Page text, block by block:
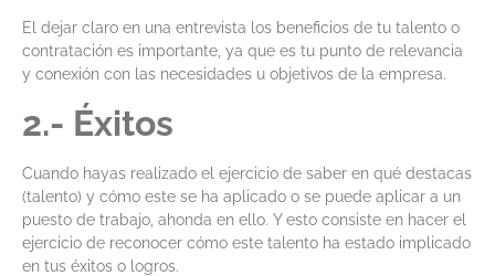
El dejar claro en una entrevista los beneficios de tu talento o
contratación es importante, ya que es tu punto de relevancia
y conexión con las necesidades u objetivos de la empresa.
2.- Éxitos
Cuando hayas realizado el ejercicio de saber en qué destacas
(talento) y cómo este se ha aplicado o se puede aplicar a un
puesto de trabajo, ahonda en ello. Y esto consiste en hacer el
ejercicio de reconocer cómo este talento ha estado implicado
en tus éxitos o logros.